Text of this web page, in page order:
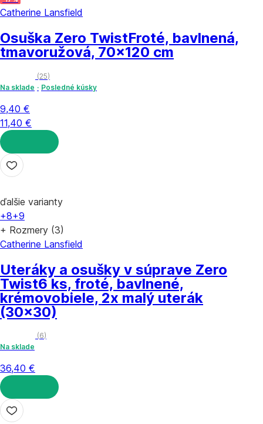
Catherine Lansfield
Osuška Zero TwistFroté, bavlnená,
tmavoružová, 70x120 cm
(25)
Na sklade
Posledné kúsky
9,40 €
11,40 €
DO KOŠÍKA
ďalšie varianty
+8+9
+ Rozmery (3)
Catherine Lansfield
Uteráky a osušky v súprave Zero
Twist6 ks, froté, bavlnené,
krémovobiele, 2x malý uterák
(30x30)
(6)
Na sklade
36,40 €
DO KOŠÍKA